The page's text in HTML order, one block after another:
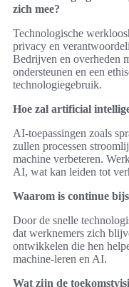
zich mee?
Technologische
privacy en
Bedrijven en overheden
ondersteunen en een
technologiegebruik.
Hoe zal artificial
AI-toepassingen zoals
zullen processen
machine verbeteren.
AI, wat kan leiden tot
Waarom is continue
Door de snelle
dat werknemers zich
ontwikkelen die hen
machine-leren en AI.
Wat zijn de